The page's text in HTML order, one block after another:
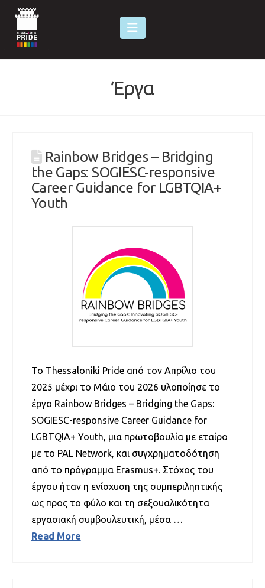
Navigation
Έργα
Rainbow Bridges – Bridging
the Gaps: SOGIESC-responsive
Career Guidance for LGBTQIA+
Youth
Το Thessaloniki Pride από τον Απρίλιο του
2025 μέχρι το Μάιο του 2026 υλοποίησε το
έργο Rainbow Bridges – Bridging the Gaps:
SOGIESC-responsive Career Guidance for
LGBTQIA+ Youth, μια πρωτοβουλία με εταίρο
με το PAL Network, και συγχρηματοδότηση
από το πρόγραμμα Erasmus+. Στόχος του
έργου ήταν η ενίσχυση της συμπεριληπτικής
ως προς το φύλο και τη σεξουαλικότητα
εργασιακή συμβουλευτική, μέσα …
Read More